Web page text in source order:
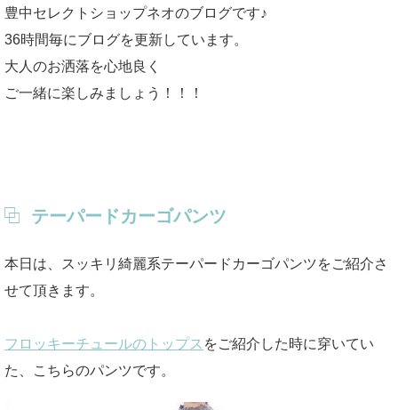
豊中セレクトショップネオのブログです♪
36時間毎にブログを更新しています。
大人のお洒落を心地良く
ご一緒に楽しみましょう！！！
テーパードカーゴパンツ
本日は、スッキリ綺麗系テーパードカーゴパンツをご紹介さ
せて頂きます。
フロッキーチュールのトップス をご紹介した時に穿いてい
た、こちらのパンツです。